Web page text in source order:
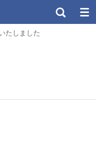
たしました